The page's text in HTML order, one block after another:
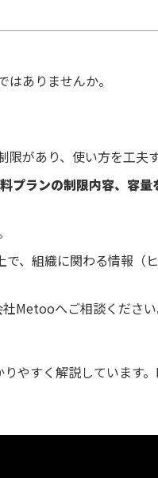
ありませんか。
があり、使い方を工夫
ランの制限内容、容量
、組織に関わる情報（
Metooへご相談ください
やすく解説しています